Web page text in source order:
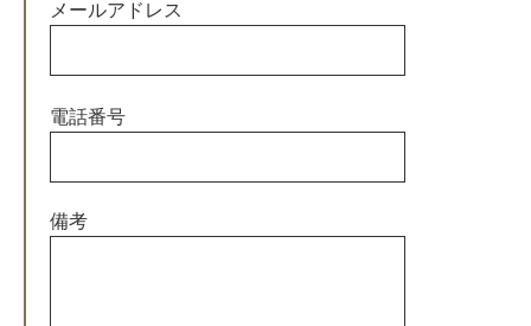
メールアドレス
フィ
ドは
まま
電話番号
備考